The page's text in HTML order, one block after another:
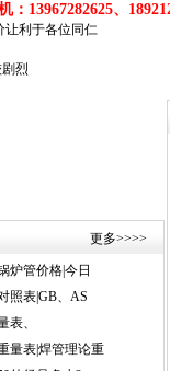
13967282625、
让利于各位同仁
烈
更多>>>>
炉管价格|今日
照表|GB、AS
表、
量表|焊管理论重